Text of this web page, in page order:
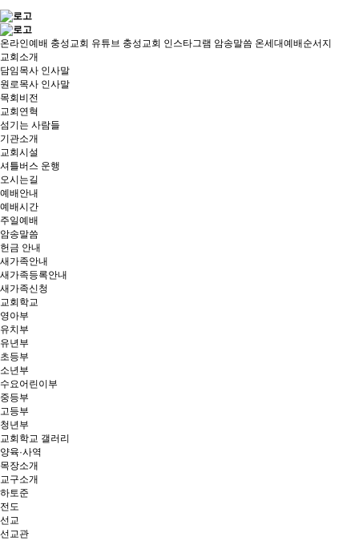
온라인예배 충성교회 유튜브 충성교회 인스타그램 암송말씀 온세대예배순서지
교회소개
담임목사 인사말
원로목사 인사말
목회비전
교회연혁
섬기는 사람들
기관소개
교회시설
셔틀버스 운행
오시는길
예배안내
예배시간
주일예배
암송말씀
헌금 안내
새가족안내
새가족등록안내
새가족신청
교회학교
영아부
유치부
유년부
초등부
소년부
수요어린이부
중등부
고등부
청년부
교회학교 갤러리
양육·사역
목장소개
교구소개
하토준
전도
선교
선교관